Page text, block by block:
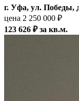
г. Уфа, ул. Победы,
цена 2 250 000 ₽
123 626 ₽ за кв.м.